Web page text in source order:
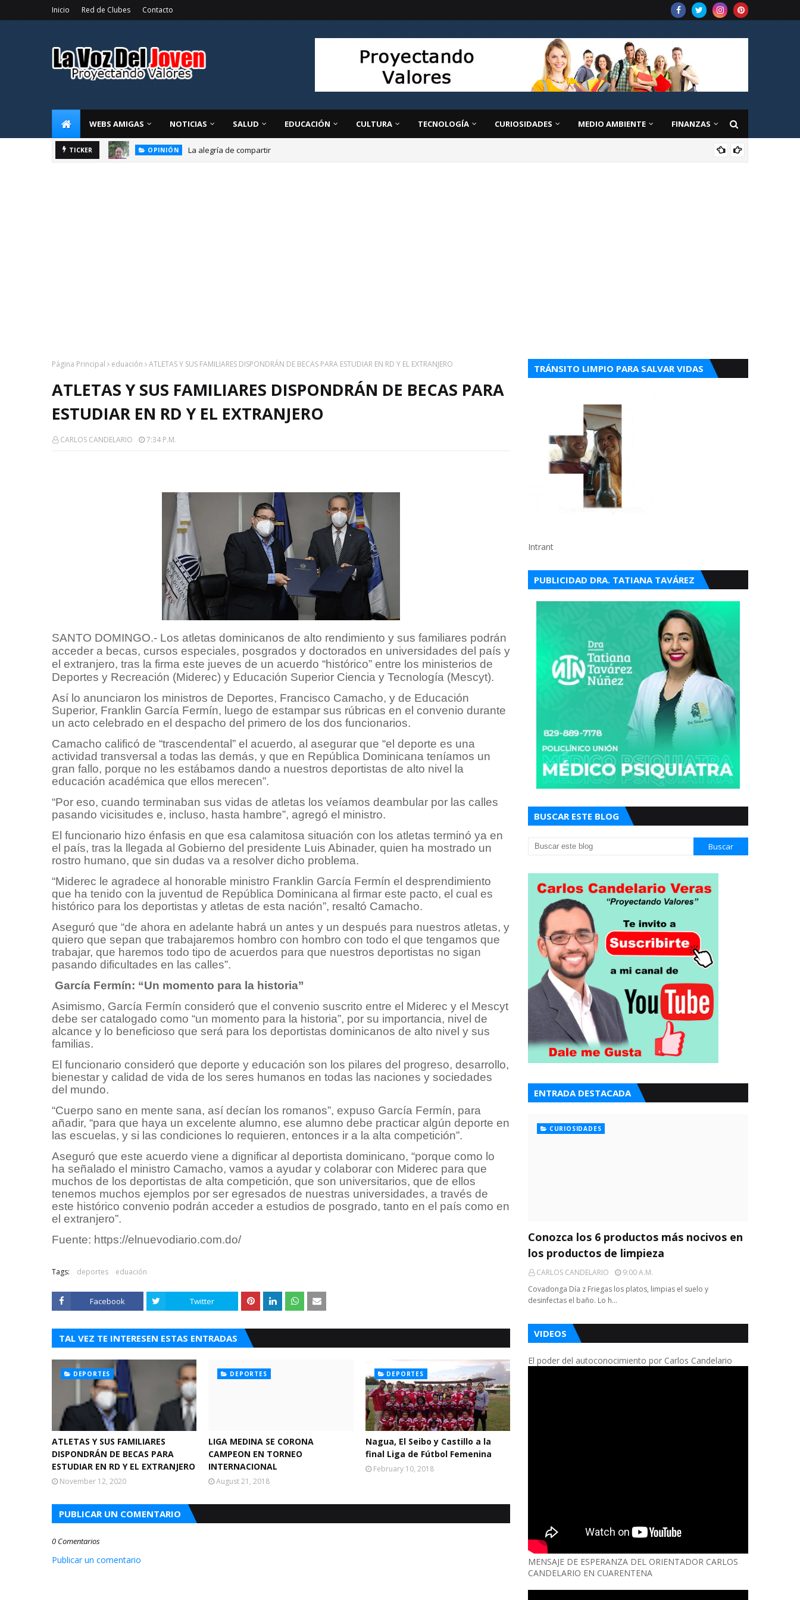
Inicio Red de Clubes Contacto
WEBS AMIGAS NOTICIAS SALUD EDUCACIÓN CULTURA TECNOLOGÍA CURIOSIDADES MEDIO AMBIENTE FINANZAS
TICKER
OPINIÓN La alegría de compartir
EDUCACIÓN El liderazgo directivo: la clave para transformar la educación
Página Principal eduación ATLETAS Y SUS FAMILIARES DISPONDRÁN DE BECAS PARA ESTUDIAR EN RD Y EL EXTRANJERO
ATLETAS Y SUS FAMILIARES DISPONDRÁN DE BECAS PARA
ESTUDIAR EN RD Y EL EXTRANJERO
CARLOS CANDELARIO 7:34 P.m.
SANTO DOMINGO.- Los atletas dominicanos de alto rendimiento y sus familiares podrán
acceder a becas, cursos especiales, posgrados y doctorados en universidades del país y
el extranjero, tras la firma este jueves de un acuerdo “histórico” entre los ministerios de
Deportes y Recreación (Miderec) y Educación Superior Ciencia y Tecnología (Mescyt).
Así lo anunciaron los ministros de Deportes, Francisco Camacho, y de Educación
Superior, Franklin García Fermín, luego de estampar sus rúbricas en el convenio durante
un acto celebrado en el despacho del primero de los dos funcionarios.
Camacho calificó de “trascendental” el acuerdo, al asegurar que “el deporte es una
actividad transversal a todas las demás, y que en República Dominicana teníamos un
gran fallo, porque no les estábamos dando a nuestros deportistas de alto nivel la
educación académica que ellos merecen”.
“Por eso, cuando terminaban sus vidas de atletas los veíamos deambular por las calles
pasando vicisitudes e, incluso, hasta hambre”, agregó el ministro.
El funcionario hizo énfasis en que esa calamitosa situación con los atletas terminó ya en
el país, tras la llegada al Gobierno del presidente Luis Abinader, quien ha mostrado un
rostro humano, que sin dudas va a resolver dicho problema.
“Miderec le agradece al honorable ministro Franklin García Fermín el desprendimiento
que ha tenido con la juventud de República Dominicana al firmar este pacto, el cual es
histórico para los deportistas y atletas de esta nación”, resaltó Camacho.
Aseguró que “de ahora en adelante habrá un antes y un después para nuestros atletas, y
quiero que sepan que trabajaremos hombro con hombro con todo el que tengamos que
trabajar, que haremos todo tipo de acuerdos para que nuestros deportistas no sigan
pasando dificultades en las calles”.
García Fermín: “Un momento para la historia”
Asimismo, García Fermín consideró que el convenio suscrito entre el Miderec y el Mescyt
debe ser catalogado como “un momento para la historia”, por su importancia, nivel de
alcance y lo beneficioso que será para los deportistas dominicanos de alto nivel y sus
familias.
El funcionario consideró que deporte y educación son los pilares del progreso, desarrollo,
bienestar y calidad de vida de los seres humanos en todas las naciones y sociedades
del mundo.
“Cuerpo sano en mente sana, así decían los romanos”, expuso García Fermín, para
añadir, “para que haya un excelente alumno, ese alumno debe practicar algún deporte en
las escuelas, y si las condiciones lo requieren, entonces ir a la alta competición”.
Aseguró que este acuerdo viene a dignificar al deportista dominicano, “porque como lo
ha señalado el ministro Camacho, vamos a ayudar y colaborar con Miderec para que
muchos de los deportistas de alta competición, que son universitarios, que de ellos
tenemos muchos ejemplos por ser egresados de nuestras universidades, a través de
este histórico convenio podrán acceder a estudios de posgrado, tanto en el país como en
el extranjero”.
Fuente: https://elnuevodiario.com.do/
Tags: deportes eduación
Facebook Twitter
TAL VEZ TE INTERESEN ESTAS ENTRADAS
DEPORTES
ATLETAS Y SUS FAMILIARES
DISPONDRÁN DE BECAS PARA
ESTUDIAR EN RD Y EL EXTRANJERO
November 12, 2020
DEPORTES
LIGA MEDINA SE CORONA
CAMPEON EN TORNEO
INTERNACIONAL
August 21, 2018
DEPORTES
Nagua, El Seibo y Castillo a la
final Liga de Fútbol Femenina
February 10, 2018
PUBLICAR UN COMENTARIO
0 Comentarios
Publicar un comentario
TRÁNSITO LIMPIO PARA SALVAR VIDAS
Intrant
PUBLICIDAD DRA. TATIANA TAVÁREZ
BUSCAR ESTE BLOG
ENTRADA DESTACADA
CURIOSIDADES
Conozca los 6 productos más nocivos en
los productos de limpieza
CARLOS CANDELARIO
9:00 A.m.
Covadonga Día z Friegas los platos, limpias el suelo y
desinfectas el baño. Lo h…
VIDEOS
El poder del autoconocimiento por Carlos Candelario
MENSAJE DE ESPERANZA DEL ORIENTADOR CARLOS
CANDELARIO EN CUARENTENA